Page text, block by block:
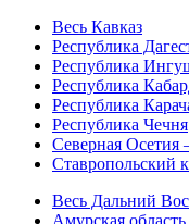
Весь Кавказ
Республика
Республика
Республика
Республика
Республика Чечня
Северная Осетия
Ставропольский
Весь Дальний
Амурская область